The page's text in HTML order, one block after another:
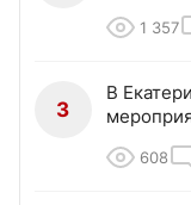
1 357
3
В
608